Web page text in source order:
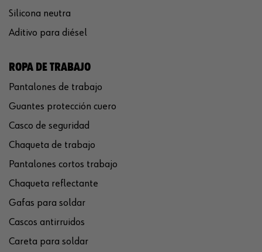
Silicona neutra
Aditivo para diésel
ROPA DE TRABAJO
Pantalones de trabajo
Guantes protección cuero
Casco de seguridad
Chaqueta de trabajo
Pantalones cortos trabajo
Chaqueta reflectante
Gafas para soldar
Cascos antirruidos
Careta para soldar